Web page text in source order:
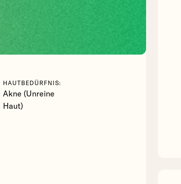
HAUTBEDÜRFNIS:
Akne (Unreine
Haut)